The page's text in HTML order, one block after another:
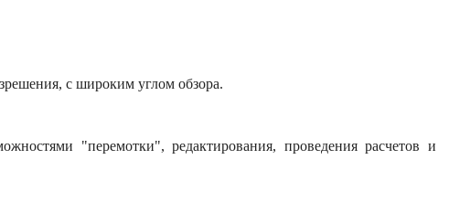
с широким углом обзора.
"перемотки", редактирования, проведения расчетов и